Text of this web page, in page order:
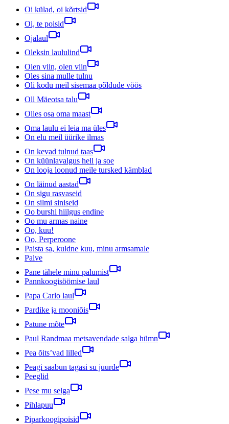
Oi külad, oi kõrtsid
Oi, te poisid
Ojalaul
Oleksin laululind
Olen viin, olen viin
Oles sina mulle tulnu
Oli kodu meil sisemaa põldude vöös
Oll Mäeotsa talu
Olles osa oma maast
Oma laulu ei leia ma üles
On elu meil üürike ilmas
On kevad tulnud taas
On küünlavalgus hell ja soe
On looja loonud meile tursked kämblad
On läinud aastad
On sigu rasvaseid
On silmi siniseid
Oo burshi hiilgus endine
Oo mu armas naine
Oo, kuu!
Oo, Perperoone
Paista sa, kuldne kuu, minu armsamale
Palve
Pane tähele minu palumist
Pannkoogisöömise laul
Papa Carlo laul
Pardike ja mooniõis
Patune mõte
Paul Randmaa metsavendade salga hümn
Pea õits’vad lilled
Peagi saabun tagasi su juurde
Peeglid
Pese mu selga
Pihlapuu
Piparkoogipoisid